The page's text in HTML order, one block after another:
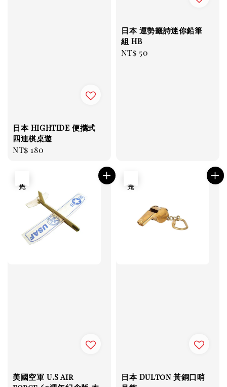
日本 HIGHTIDE 便攜式
四連棋桌遊
Regular
NT$ 180
日本 運勢籤詩迷你鉛筆
組 HB
Regular
NT$ 50
美國空軍 U.S Air
日本 Dulton 黃銅口哨